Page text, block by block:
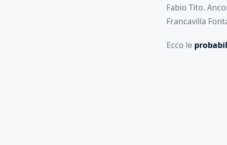
Fabio Tito.
Francavilla
Ecco le